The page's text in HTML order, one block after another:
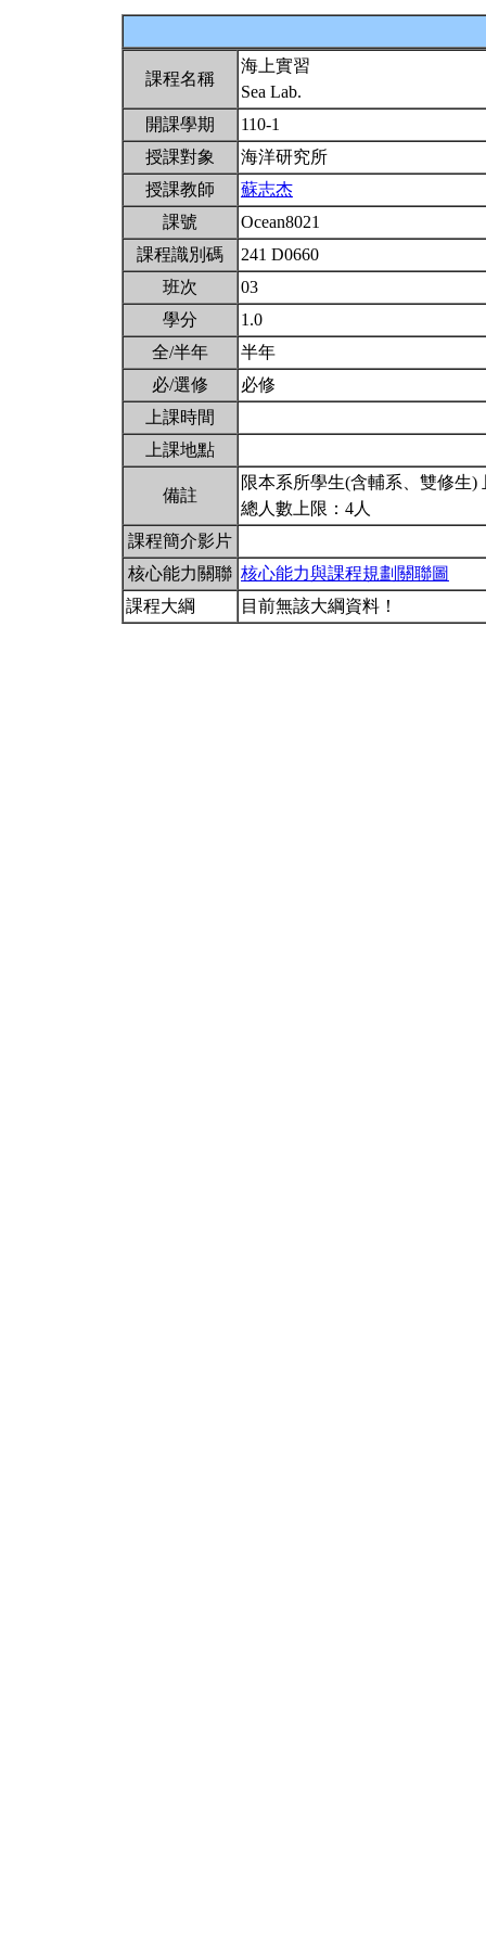
課程名稱
海上實習
Sea Lab.
開課學期
110-1
授課對象
海洋研究所
授課教師
蘇志杰
課號
Ocean8021
課程識別碼
241 D0660
班次
03
學分
1.0
全/半年
半年
必/選修
必修
上課時間
上課地點
備註
限本系所學生(含輔系、雙修生)
總人數上限：4人
課程簡介影片
核心能力關聯 核心能力與課程規劃關聯圖
課程大綱
目前無該大綱資料！